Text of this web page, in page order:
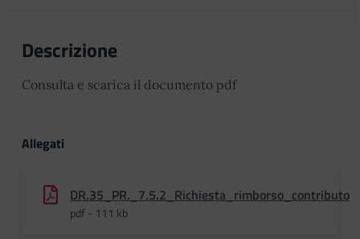
Descrizione
Consulta e scarica il documento pdf
Allegati
DR.35_PR._7.5.2_Richiesta_rimborso_contributo
pdf - 111 kb